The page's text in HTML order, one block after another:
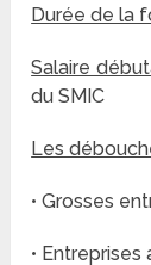
Durée de la
Salaire
du SMIC
Les
• Grosses
• Entreprises